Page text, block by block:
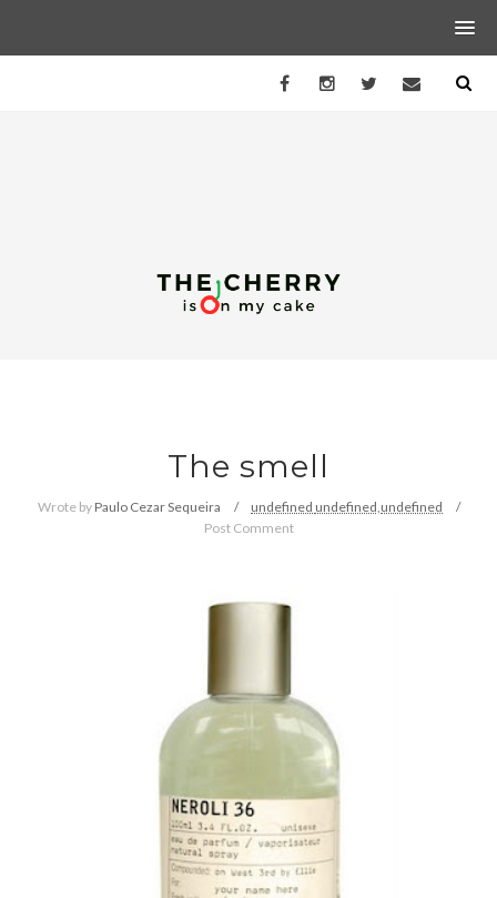
The smell
Wrote by Paulo Cezar Sequeira undefined undefined, undefined
Post Comment